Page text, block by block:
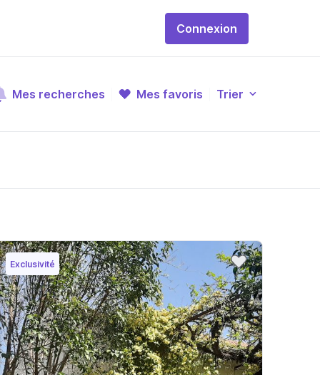
Connexion
Mes recherches Mes favoris Trier
Exclusivité